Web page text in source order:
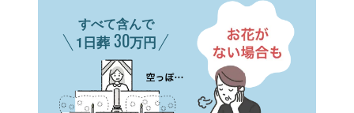
すべて含んで
1日葬 30万円